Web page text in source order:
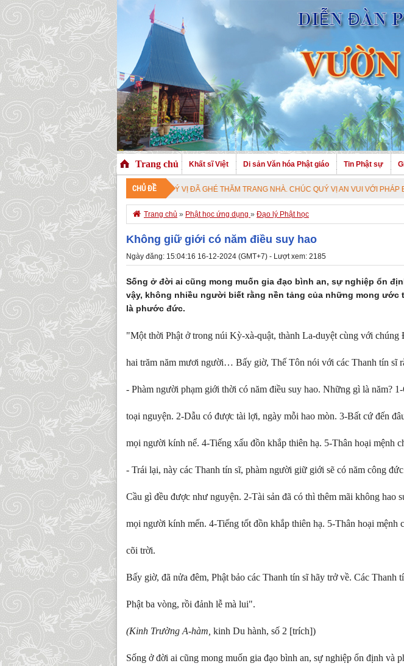
Trang chủ Khất sĩ Việt Di sản Văn hóa Phật giáo Tin Phật sự
CHỦ ĐỀ
CHÀO MỪNG QUÝ VỊ ĐÃ GHÉ THĂM TRANG NHÀ. CHÚC QUÝ VỊ AN VUI VỚI PHÁP BẢO CAO
 Trang chủ » Phật học ứng dụng » Đạo lý Phật học
Không giữ giới có năm điều suy hao
Ngày đăng: 15:04:16 16-12-2024 (GMT+7) - Lượt xem: 2185
Sống ở đời ai cũng mong muốn gia đạo bình an, sự nghiệp ổn
vậy, không nhiều người biết rằng nền tảng của những mong ước
là phước đức.
"Một thời Phật ở trong núi Kỳ-xà-quật, thành La-duyệt cùng với chúng
hai trăm năm mươi người… Bấy giờ, Thế Tôn nói với các Thanh tín sĩ
- Phàm người phạm giới thời có năm điều suy hao. Những gì là năm?
toại nguyện. 2-Dẫu có được tài lợi, ngày mỗi hao mòn. 3-Bất cứ đến
mọi người kính nể. 4-Tiếng xấu đồn khắp thiên hạ. 5-Thân hoại mệnh
- Trái lại, này các Thanh tín sĩ, phàm người giữ giới sẽ có năm công
Cầu gì đều được như nguyện. 2-Tài sản đã có thì thêm mãi không hao
mọi người kính mến. 4-Tiếng tốt đồn khắp thiên hạ. 5-Thân hoại mệnh
cõi trời.
Bấy giờ, đã nửa đêm, Phật bảo các Thanh tín sĩ hãy trở về. Các Thanh
Phật ba vòng, rồi đảnh lễ mà lui".
(Kinh Trường A-hàm, kinh Du hành, số 2 [trích])
Sống ở đời ai cũng mong muốn gia đạo bình an, sự nghiệp ổn định và